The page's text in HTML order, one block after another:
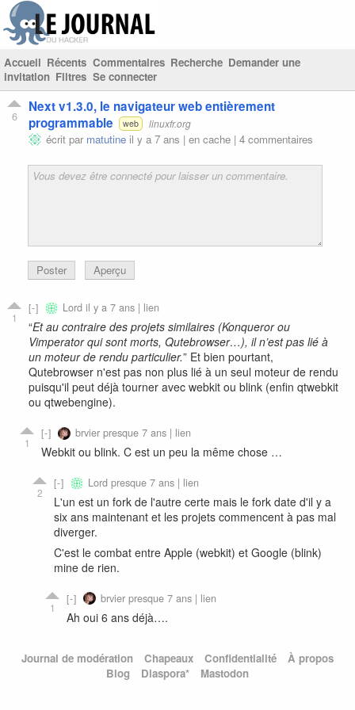
Accueil Récents Commentaires Recherche Demander une
invitation Filtres Se connecter
6
Next v1.3.0, le navigateur web entièrement
programmable
web linuxfr.org
écrit par matutine il y a 7 ans | en cache | 4 commentaires
Poster Aperçu
1
Lordil y a 7 ans | lien
“Et au contraire des projets similaires (Konqueror ou
Vimperator qui sont morts, Qutebrowser…), il n’est pas lié à
un moteur de rendu particulier.” Et bien pourtant,
Qutebrowser n'est pas non plus lié à un seul moteur de rendu
puisqu'il peut déjà tourner avec webkit ou blink (enfin qtwebkit
ou qtwebengine).
1
brvierpresque 7 ans | lien
Webkit ou blink. C est un peu la même chose …
2
Lordpresque 7 ans | lien
L'un est un fork de l'autre certe mais le fork date d'il y a
six ans maintenant et les projets commencent à pas mal
diverger.
C'est le combat entre Apple (webkit) et Google (blink)
mine de rien.
1
brvierpresque 7 ans | lien
Ah oui 6 ans déjà….
Journal de modération Chapeaux Confidentialité
À propos
Blog
Diaspora* Mastodon